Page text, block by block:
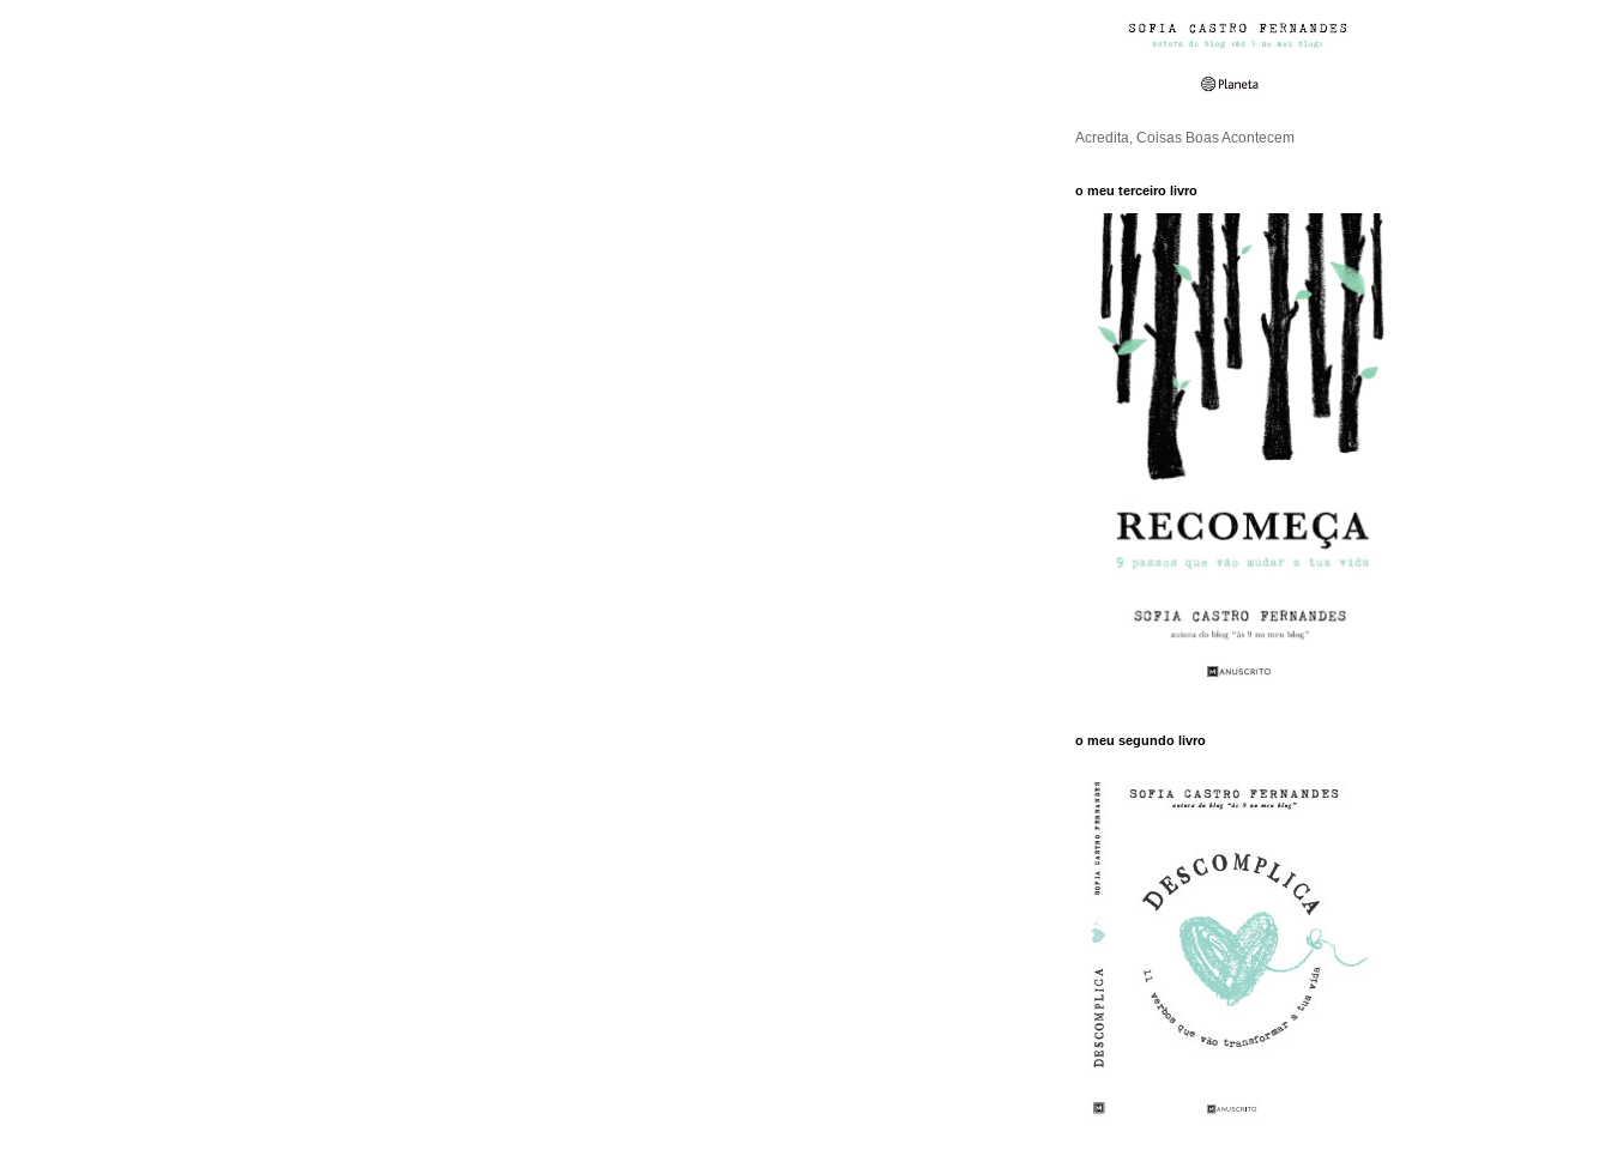
Acredita, Coisas Boas Acontecem
o meu terceiro livro
o meu segundo livro